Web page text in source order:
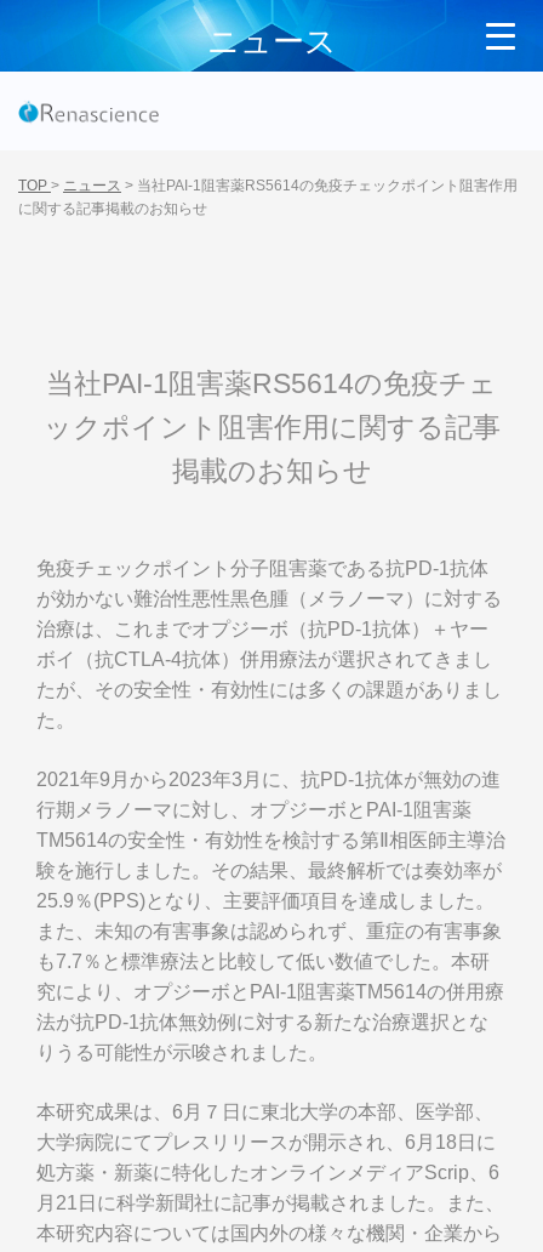
ニュース
TOP > ニュース > 当社PAI-1阻害薬RS5614の免疫チェックポイント阻害作用
に関する記事掲載のお知らせ
当社PAI-1阻害薬RS5614の免疫チェ
ックポイント阻害作用に関する記事
掲載のお知らせ
免疫チェックポイント分子阻害薬である抗PD-1抗体
が効かない難治性悪性黒色腫（メラノーマ）に対する
治療は、これまでオプジーボ（抗PD-1抗体）＋ヤー
ボイ（抗CTLA-4抗体）併用療法が選択されてきまし
たが、その安全性・有効性には多くの課題がありまし
た。
2021年9月から2023年3月に、抗PD-1抗体が無効の進
行期メラノーマに対し、オプジーボとPAI-1阻害薬
TM5614の安全性・有効性を検討する第Ⅱ相医師主導治
験を施行しました。その結果、最終解析では奏効率が
25.9％(PPS)となり、主要評価項目を達成しました。
また、未知の有害事象は認められず、重症の有害事象
も7.7％と標準療法と比較して低い数値でした。本研
究により、オプジーボとPAI-1阻害薬TM5614の併用療
法が抗PD-1抗体無効例に対する新たな治療選択とな
りうる可能性が示唆されました。
本研究成果は、6月７日に東北大学の本部、医学部、
大学病院にてプレスリリースが開示され、6月18日に
処方薬・新薬に特化したオンラインメディアScrip、6
月21日に科学新聞社に記事が掲載されました。また、
本研究内容については国内外の様々な機関・企業から